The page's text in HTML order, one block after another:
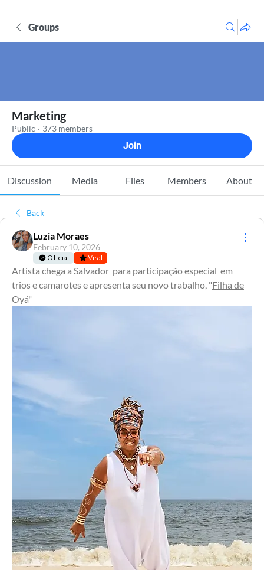
Groups
Marketing
Public · 373 members
Join
Discussion Media Files Members About
Back
Luzia Moraes
February 10, 2026
Oficial Viral
Artista chega a Salvador  para participação especial  em
trios e camarotes e apresenta seu novo trabalho, "Filha de
Oyá"